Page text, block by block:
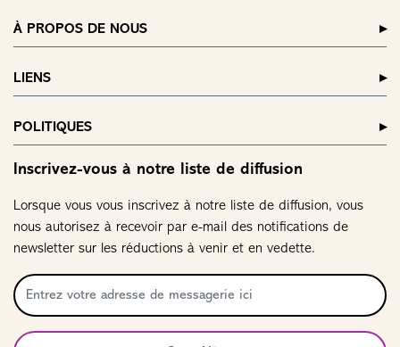
À PROPOS DE NOUS
LIENS
POLITIQUES
Inscrivez-vous à notre liste de diffusion
Lorsque vous vous inscrivez à notre liste de diffusion, vous
nous autorisez à recevoir par e-mail des notifications de
newsletter sur les réductions à venir et en vedette.